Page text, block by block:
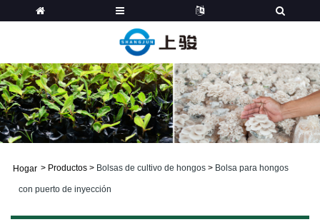
Hogar > Productos > Bolsas de cultivo de hongos > Bolsa para hongos
con puerto de inyección